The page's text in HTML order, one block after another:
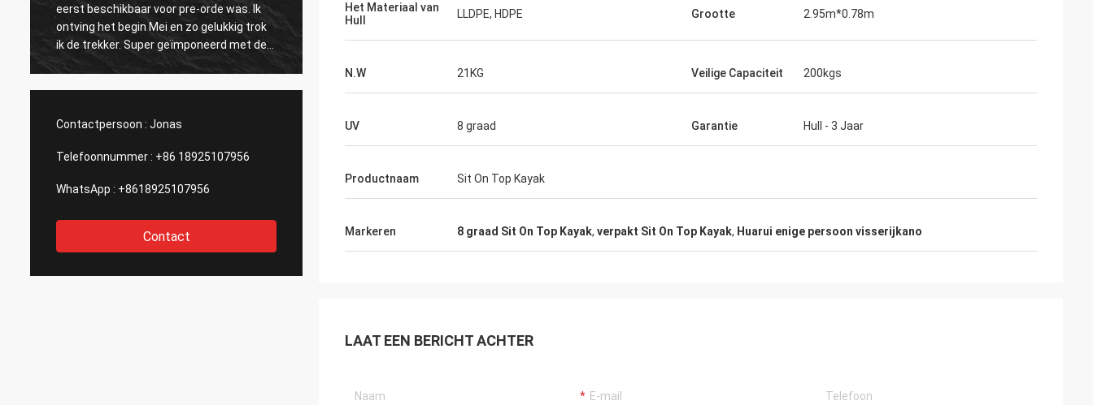
eerst beschikbaar voor pre-orde was. Ik
ontving het begin Mei en zo gelukkig trok
ik de trekker. Super geïmponeerd met de
kwaliteit van de kajak van een nieuw merk.
ruimte, overvloed van plaatsen om
toebehoren op te zetten, en is super stal.
Seat is zeer comfortabel en de
Het heeft alles u in een visserijkajak
wenst. Ik adviseer absoluut kopend dit.
Contactpersoon : Jonas
Telefoonnummer : +86 18925107956
WhatsApp : +8618925107956
Contact
Het Materiaal van
Hull
LLDPE, HDPE Grootte 2.95m*0.78m
N.W 21KG Veilige Capaciteit 200kgs
UV 8 graad Garantie Hull - 3 Jaar
Productnaam Sit On Top Kayak
Markeren 8 graad Sit On Top Kayak, verpakt Sit On Top Kayak, Huarui enige persoon visserijkano
LAAT EEN BERICHT ACHTER